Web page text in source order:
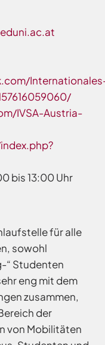
IVSA-Austria-
bis 13:00 Uhr
für alle
sowohl
“ Studenten
eng mit dem
zusammen,
der
von Mobilitäten